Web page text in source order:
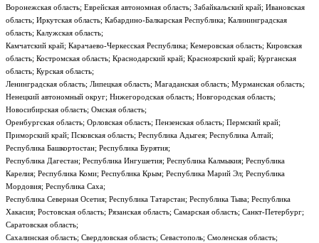
Воронежская область; Еврейская автономная область; Забайкальский край; Ивановская
область; Иркутская область; Кабардино-Балкарская Республика; Калининградская
область; Калужская область;
Камчатский край; Карачаево-Черкесская Республика; Кемеровская область; Кировская
область; Костромская область; Краснодарский край; Красноярский край; Курганская
область; Курская область;
Ленинградская область; Липецкая область; Магаданская область; Мурманская область;
Ненецкий автономный округ; Нижегородская область; Новгородская область;
Новосибирская область; Омская область;
Оренбургская область; Орловская область; Пензенская область; Пермский край;
Приморский край; Псковская область; Республика Адыгея; Республика Алтай;
Республика Башкортостан; Республика Бурятия;
Республика Дагестан; Республика Ингушетия; Республика Калмыкия; Республика
Карелия; Республика Коми; Республика Крым; Республика Марий Эл; Республика
Мордовия; Республика Саха;
Республика Северная Осетия; Республика Татарстан; Республика Тыва; Республика
Хакасия; Ростовская область; Рязанская область; Самарская область; Санкт-Петербург;
Саратовская область;
Сахалинская область; Свердловская область; Севастополь; Смоленская область;